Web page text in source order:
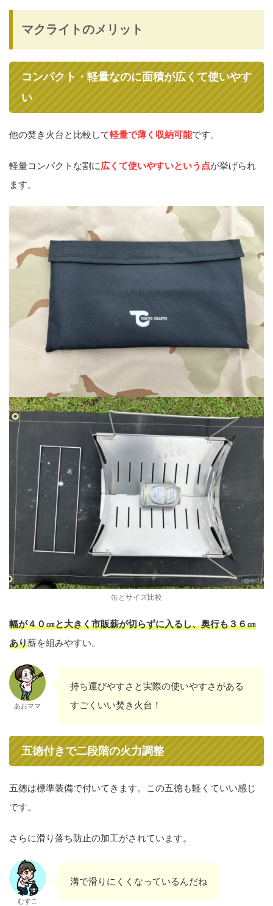
マクライトのメリット
コンパクト・軽量なのに面積が広くて使いやす
い
他の焚き火台と比較して軽量で薄く収納可能です。
軽量コンパクトな割に広くて使いやすいという点が挙げられ
ます。
缶とサイズ比較
幅が４０㎝と大きく市販薪が切らずに入るし、奥行も３６㎝
あり薪を組みやすい。
あおママ
持ち運びやすさと実際の使いやすさがある
すごくいい焚き火台！
五徳付きで二段階の火力調整
五徳は標準装備で付いてきます。この五徳も軽くていい感じ
です。
さらに滑り落ち防止の加工がされています。
むすこ
溝で滑りにくくなっているんだね